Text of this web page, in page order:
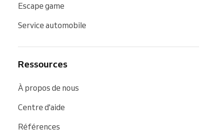
Escape game
Service automobile
Ressources
À propos de nous
Centre d'aide
Références